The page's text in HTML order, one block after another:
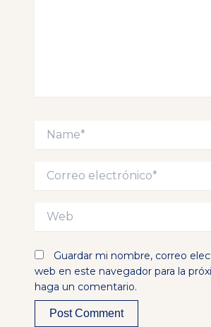
Name*
Correo
electrónico*
Web
Guardar mi nombre, correo
web en este navegador para la
haga un comentario.